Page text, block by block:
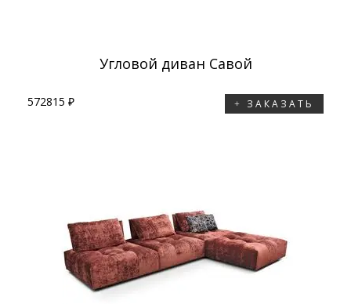
Угловой диван Савой
572815 ₽ ЗАКАЗАТЬ